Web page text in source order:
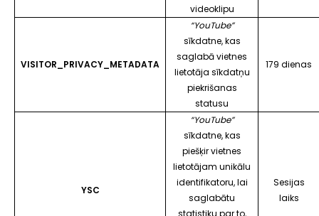
videoklipu
VISITOR_PRIVACY_METADATA
“YouTube”
sīkdatne, kas
saglabā vietnes
lietotāja sīkdatņu
piekrišanas
statusu
179 dienas
YSC
“YouTube”
sīkdatne, kas
piešķir vietnes
lietotājam unikālu
identifikatoru, lai
saglabātu
statistiku par to,
Sesijas
laiks